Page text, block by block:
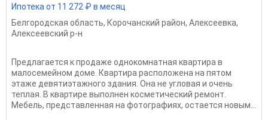
Ипотека от 11 272 ₽ в месяц
Белгородская область, Корочанский район, Алексеевка,
Алексеевский р-н
Предлагается к продаже однокомнатная квартира в
малосемейном доме. Квартира расположена на пятом
этаже девятиэтажного здания. Она не угловая и очень
теплая. В квартире выполнен косметический ремонт.
Мебель, представленная на фотографиях, остается новым...